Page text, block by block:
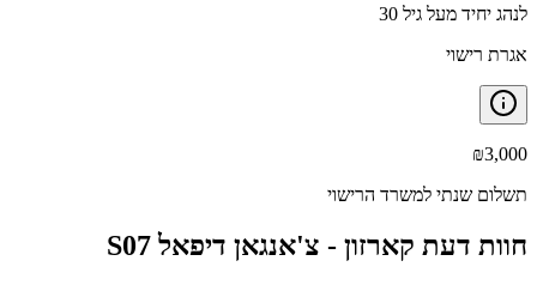
לנהג יחיד מעל גיל 30
אגרת רישוי
₪3,000
תשלום שנתי למשרד הרישוי
חוות דעת קארזון - צ'אנגאן דיפאל S07